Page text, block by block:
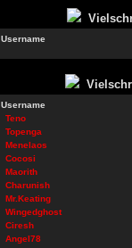
Username
Username
Teno
Topenga
Menelaos
Cocosi
Maorith
Charunish
Mr.Keating
Wingedghost
Ciresh
Angel78